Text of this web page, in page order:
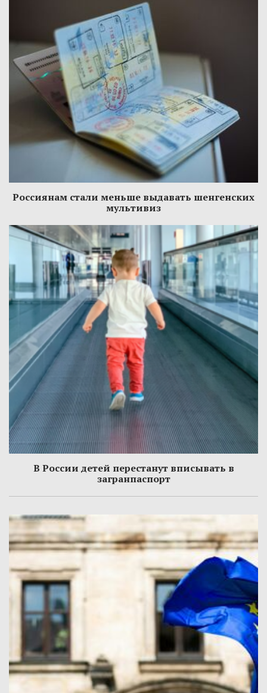
Россиянам стали меньше выдавать шенгенских
мультивиз
В России детей перестанут вписывать в
загранпаспорт